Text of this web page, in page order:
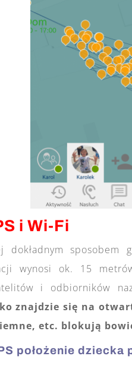
i Wi-Fi
dokładnym sposobem
wynosi ok. 15
i odbiorników
znajdzie się na
etc. blokują
położenie